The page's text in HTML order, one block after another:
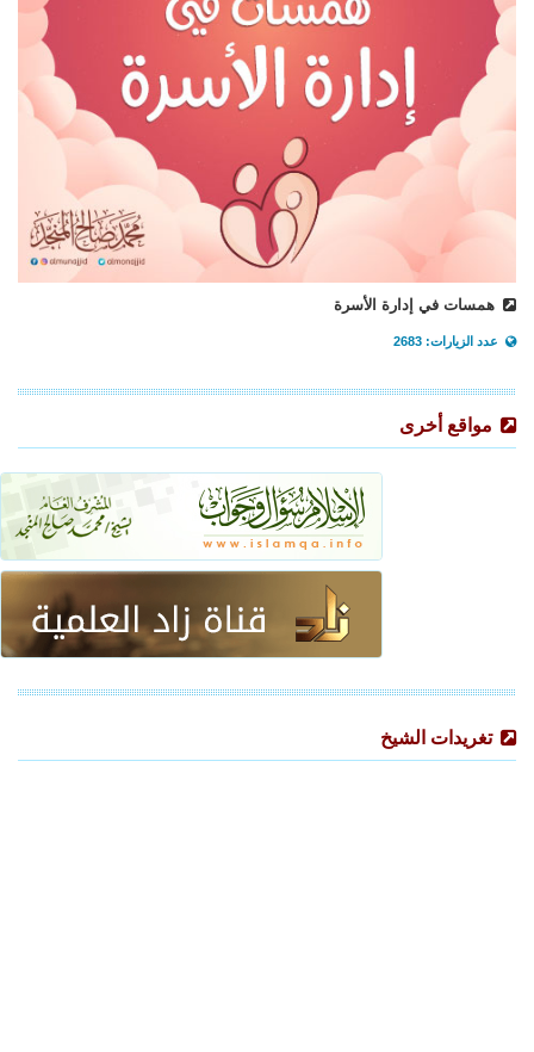
همسات في إدارة الأسرة
عدد الزيارات: 2683
مواقع أخرى
تغريدات الشيخ